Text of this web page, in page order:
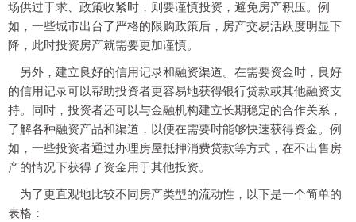
场供过于求、政策收紧时，则要谨慎投资，避免房产积压。例
如，一些城市出台了严格的限购政策后，房产交易活跃度明显下
降，此时投资房产就需要更加谨慎。
另外，建立良好的信用记录和融资渠道。在需要资金时，良好
的信用记录可以帮助投资者更容易地获得银行贷款或其他融资支
持。同时，投资者还可以与金融机构建立长期稳定的合作关系，
了解各种融资产品和渠道，以便在需要时能够快速获得资金。例
如，一些投资者通过办理房屋抵押消费贷款等方式，在不出售房
产的情况下获得了资金用于其他投资。
为了更直观地比较不同房产类型的流动性，以下是一个简单的
表格：